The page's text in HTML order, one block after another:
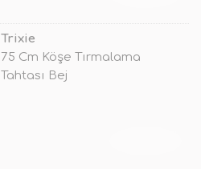
Trixie
75 Cm Köşe Tırmalama
Tahtası Bej